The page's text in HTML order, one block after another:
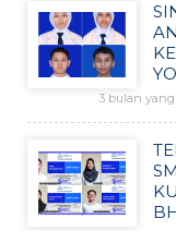
3 bulan